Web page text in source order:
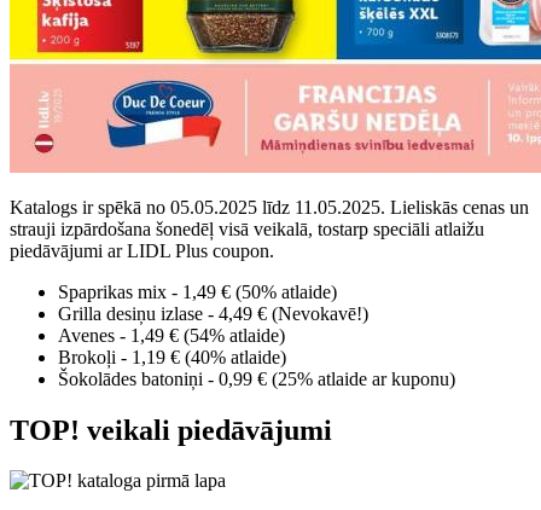
Katalogs ir spēkā no 05.05.2025 līdz 11.05.2025. Lieliskās cenas un
strauji izpārdošana šonedēļ visā veikalā, tostarp speciāli atlaižu
piedāvājumi ar LIDL Plus coupon.
Spaprikas mix - 1,49 € (50% atlaide)
Grilla desiņu izlase - 4,49 € (Nevokavē!)
Avenes - 1,49 € (54% atlaide)
Brokoļi - 1,19 € (40% atlaide)
Šokolādes batoniņi - 0,99 € (25% atlaide ar kuponu)
TOP! veikali piedāvājumi